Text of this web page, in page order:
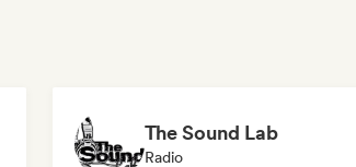
The Sound Lab
Radio